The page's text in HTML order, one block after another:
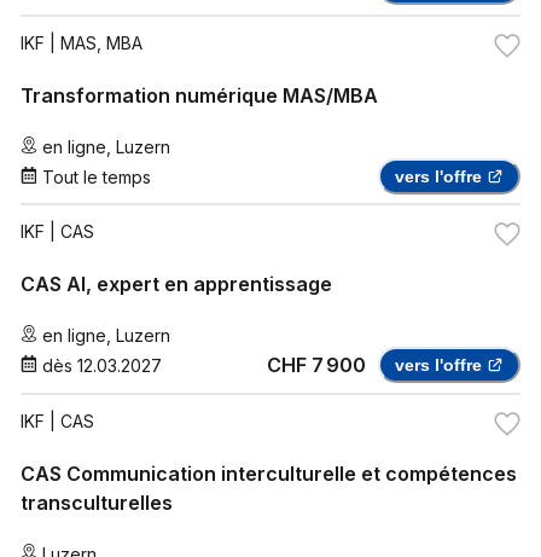
IKF | MAS, MBA
Transformation numérique MAS/MBA
en ligne Luzern
Tout le temps
vers l'offre
IKF | CAS
CAS AI, expert en apprentissage
en ligne Luzern
dès 12.03.2027 CHF 7 900 vers l'offre
IKF | CAS
CAS Communication interculturelle et compétences
transculturelles